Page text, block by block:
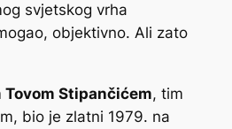
svjetskog vrha
objektivno. Ali zato
Stipančićem, tim
bio je zlatni 1979. na